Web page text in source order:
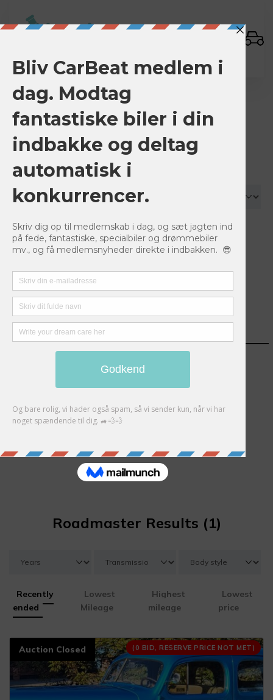
Roadmaster
Roadmaster Auctions
Save Search & Notify Me
Ending Soon newly listed Lowest Mileage
Sorry, there are no results
Roadmaster Results (1)
Recently
ended
Lowest
Mileage
Highest
mileage
Lowest
price
(0 BID, RESERVE PRICE NOT MET)
Auction Closed